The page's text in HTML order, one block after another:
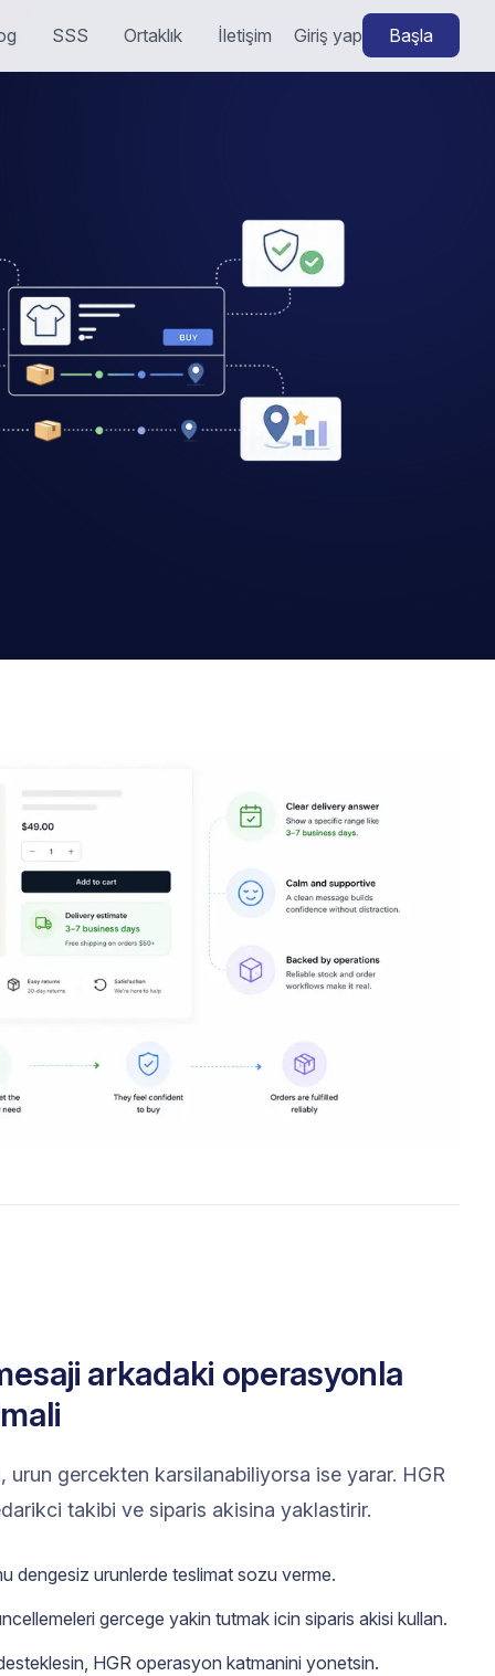
SSS Ortaklık İletişim Giriş yap Başla
arkadaki operasyonla
urun gercekten karsilanabiliyorsa ise yarar. HGR
takibi ve siparis akisina yaklastirir.
dengesiz urunlerde teslimat sozu verme.
gercege yakin tutmak icin siparis akisi kullan.
HGR operasyon katmanini yonetsin.